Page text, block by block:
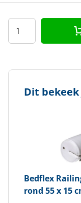
Dit
Bedflex
rond 55 x 15